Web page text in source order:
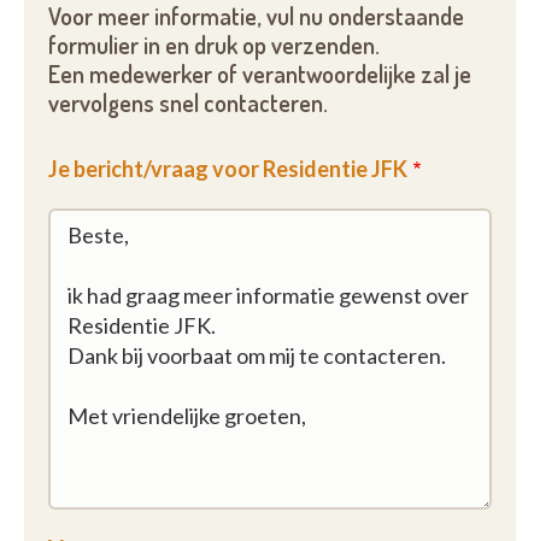
Voor meer informatie, vul nu onderstaande
formulier in en druk op verzenden.
Een medewerker of verantwoordelijke zal je
vervolgens snel contacteren.
Je bericht/vraag voor Residentie JFK